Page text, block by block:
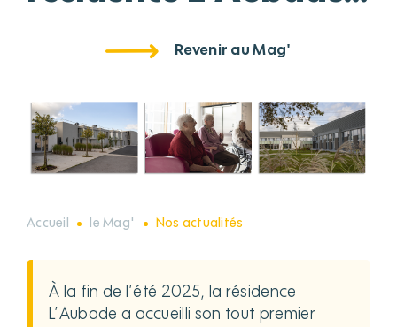
Revenir au Mag'
Accueil le Mag' Nos actualités
À la fin de l’été 2025, la résidence
L’Aubade a accueilli son tout premier